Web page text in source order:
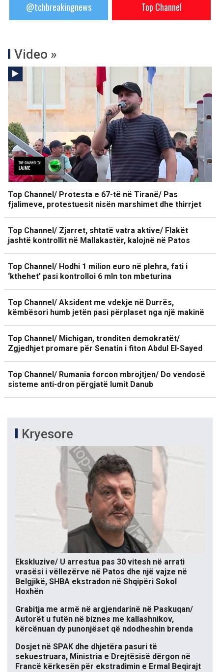
@tchbreakingnews Top Channel
Video »
Top Channel/ Protesta e 67-të në Tiranë/ Pas
fjalimeve, protestuesit nisën marshimet dhe thirrjet
Top Channel/ Zjarret, shtatë vatra aktive/ Flakët
jashtë kontrollit në Mallakastër, kalojnë në Patos
Top Channel/ Hodhi 1 milion euro në plehra, fati i
‘kthehet’ pasi kontrolloi 6 mln ton mbeturina
Top Channel/ Aksident me vdekje në Durrës,
këmbësori humb jetën pasi përplaset nga një makinë
Top Channel/ Michigan, tronditen demokratët/
Zgjedhjet promare për Senatin i fiton Abdul El-Sayed
Top Channel/ Rumania forcon mbrojtjen/ Do vendosë
sisteme anti-dron përgjatë lumit Danub
Kryesore
Ekskluzive/ U arrestua pas 30 vitesh në arrati
vrasësi i vëllezërve në Patos dhe një vajze në
Belgjikë, SHBA ekstradon në Shqipëri Sokol
Hoxhën
Grabitja me armë në argjendarinë në Paskuqan/
Autorët u futën në biznes me kallashnikov,
kërcënuan dy punonjëset që ndodheshin brenda
Dosjet në SPAK dhe dhjetëra pasuri të
sekuestruara, Ministria e Drejtësisë dërgon në
Francë kërkesën për ekstradimin e Ermal Beqirajt